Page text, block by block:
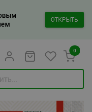
ОТКРЫТЬ
0